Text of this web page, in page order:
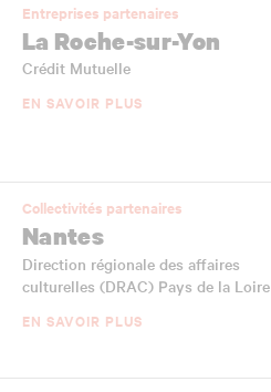
Entreprises partenaires
La Roche-sur-Yon
Crédit Mutuelle
EN SAVOIR PLUS
Collectivités partenaires
Nantes
Direction régionale des affaires
culturelles (DRAC) Pays de la Loire
EN SAVOIR PLUS